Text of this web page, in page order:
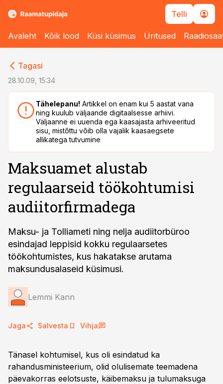
Telli
Avaleht Kõik lood Küsi küsimus Üritused
Tagasi
28.10.09, 15:34
Tähelepanu! Artikkel on enam kui 5 aastat vana
ning kuulub väljaande digitaalsesse arhiivi.
Väljaanne ei uuenda ega kaasajasta arhiveeritud
sisu, mistõttu võib olla vajalik kaasaegsete
allikatega tutvumine
Maksuamet alustab
regulaarseid töökohtumisi
audiitorfirmadega
Maksu- ja Tolliameti ning nelja audiitorbüroo
esindajad leppisid kokku regulaarsetes
töökohtumistes, kus hakatakse arutama
maksundusalaseid küsimusi.
Lemmi Kann
Jaga Salvesta Vihja
Tänasel kohtumisel, kus oli esindatud ka
rahandusministeerium, olid olulisemate teemadena
päevakorras eelotsuste, käibemaksu ja tulumaksuga